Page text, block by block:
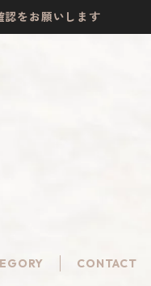
認をお願いします
CONTACT